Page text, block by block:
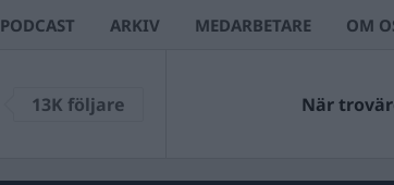
PODCAST ARKIV MEDARBETARE OM
13K följare När